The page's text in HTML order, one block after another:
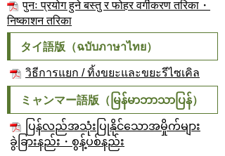
पुनः प्रयोग हुने बस्तु र फोहर वर्गीकरण तरिका・
निष्काशन तरिका
タイ語版（ฉบับภาษาไทย）
วิธีการแยก / ทิ้งขยะและขยะรีไซเคิล
ミャンマー語版（ မြန်မာဘာသာပြန်）
ပြန်လည်အသုံးပြုနိုင်သောအမှိုက်များ
ခွဲခြားနည်း・စွန့်ပစ်နည်း